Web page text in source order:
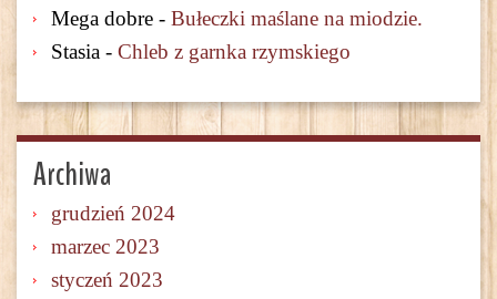
Mega dobre - Bułeczki maślane na miodzie.
Stasia - Chleb z garnka rzymskiego
Archiwa
grudzień 2024
marzec 2023
styczeń 2023